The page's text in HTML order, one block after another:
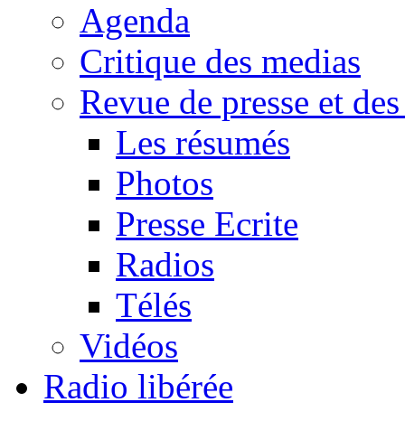
Agenda
Critique des medias
Revue de presse et
Les résumés
Photos
Presse Ecrite
Radios
Télés
Vidéos
Radio libérée